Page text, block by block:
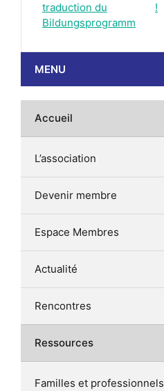
traduction du
Bildungsprogramm
!
MENU
Accueil
L’association
Devenir membre
Espace Membres
Actualité
Rencontres
Ressources
Familles et professionnels